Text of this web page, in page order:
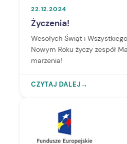
22.12.2024
Życzenia!
Wesołych Świąt i
Nowym Roku życzy zespół
marzenia!
CZYTAJ DALEJ→